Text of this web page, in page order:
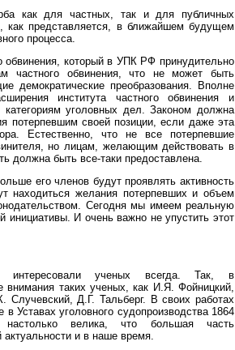
как для частных, так и для публичных
как представляется, в ближайшем будущем
процесса.
обвинения, который в УПК РФ принудительно
частного обвинения, что не может быть
демократические преобразования. Вполне
института частного обвинения и
категориям уголовных дел. Законом должна
потерпевшим своей позиции, если даже эта
Естественно, что не все потерпевшие
но лицам, желающим действовать в
должна быть все-таки предоставлена.
его членов будут проявлять активность
находиться желания потерпевших и объем
Сегодня мы имеем реальную
инициативы. И очень важно не упустить этот
интересовали ученых всегда. Так, в
таких ученых, как И.Я. Фойницкий,
Д.Г. Тальберг. В своих работах
Уставах уголовного судопроизводства 1864
велика, что большая часть
и в наше время.